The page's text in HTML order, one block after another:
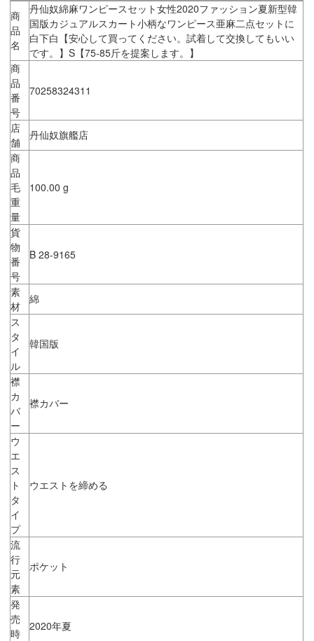
商
品
名
丹仙奴綿麻ワンピースセット女性2020ファッション夏新型韓
国版カジュアルスカート小柄なワンピース亜麻二点セットに
白下白【安心して買ってください。試着して交換してもいい
です。】S【75-85斤を提案します。】
商
品
番
号
70258324311
店
舗
丹仙奴旗艦店
商
品
毛
重
量
100.00 g
貨
物
番
号
B 28-9165
素
材
綿
ス
タ
イ
ル
韓国版
襟
カ
バ
ー
襟カバー
ウ
エ
ス
ト
タ
イ
プ
ウエストを締める
流
行
元
素
ポケット
発
売
時
2020年夏